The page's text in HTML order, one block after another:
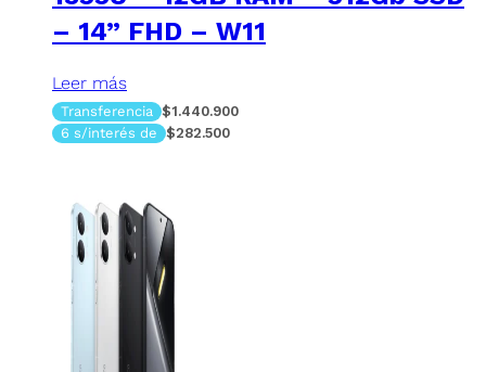
– 14” FHD – W11
Leer más
Transferencia $1.440.900
6 s/interés de $282.500